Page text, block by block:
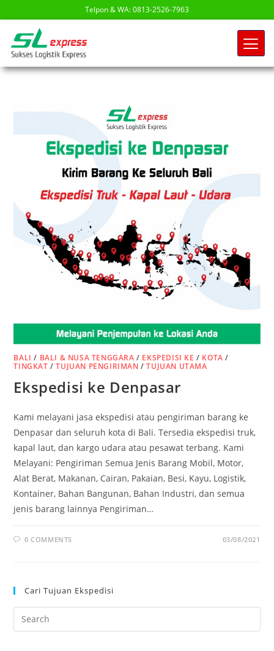
Telpon & WA: 0813-2526-7963
BALI / BALI & NUSA TENGGARA / EKSPEDISI KE / KOTA /
TINGKAT /TUJUAN PENGIRIMAN /TUJUAN UTAMA
Ekspedisi ke Denpasar
Kami melayani jasa ekspedisi atau pengiriman barang ke
Denpasar dan seluruh kota di Bali. Tersedia ekspedisi truk,
kapal laut, dan kargo udara atau pesawat terbang. Kami
Melayani: Pengiriman Semua Jenis Barang Mobil, Motor,
Alat Berat, Makanan, Cairan, Pakaian, Besi, Kayu, Logistik,
Kontainer, Bahan Bangunan, Bahan Industri, dan semua
jenis barang lainnya Pengiriman…
0 COMMENTS 03/08/2021
Cari Tujuan Ekspedisi